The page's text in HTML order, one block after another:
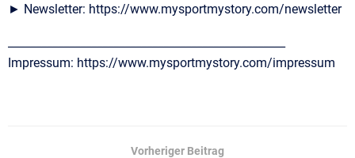
► Newsletter: https://www.mysportmystory.com/newsletter
Impressum: https://www.mysportmystory.com/impressum
Vorheriger Beitrag